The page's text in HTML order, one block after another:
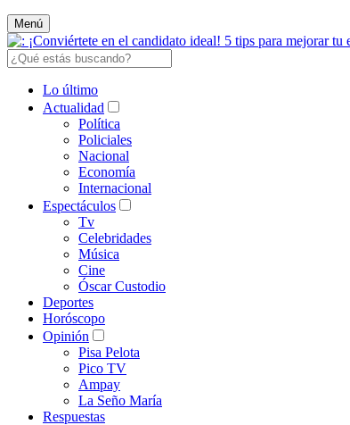
Menú
Lo último
Actualidad
Política
Policiales
Nacional
Economía
Internacional
Espectáculos
Tv
Celebridades
Música
Cine
Óscar Custodio
Deportes
Horóscopo
Opinión
Pisa Pelota
Pico TV
Ampay
La Seño María
Respuestas